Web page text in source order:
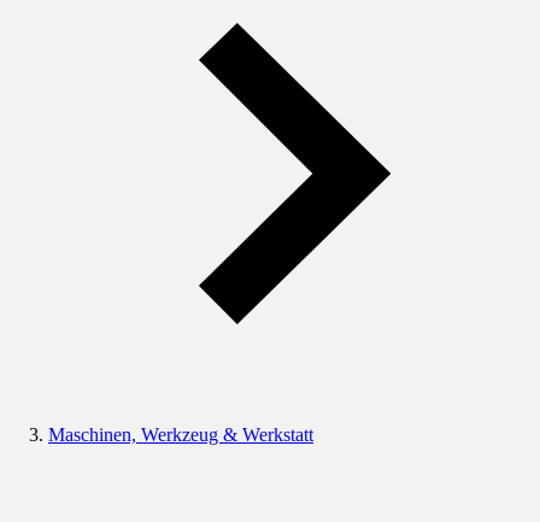
Maschinen, Werkzeug & Werkstatt